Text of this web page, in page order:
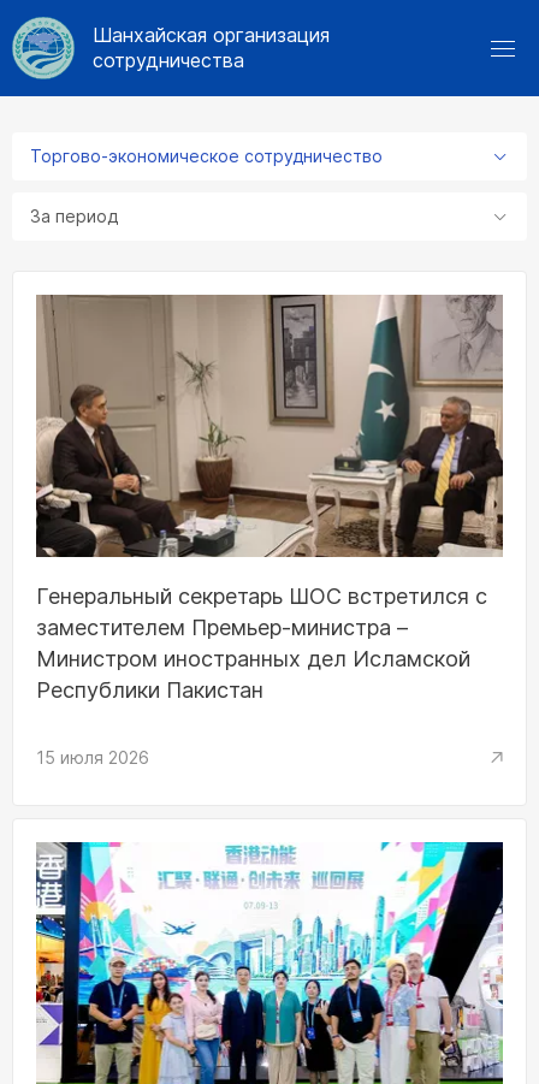
Шанхайская организация
сотрудничества
Торгово-экономическое сотрудничество
За период
Генеральный секретарь ШОС встретился с
заместителем Премьер-министра –
Министром иностранных дел Исламской
Республики Пакистан
15 июля 2026